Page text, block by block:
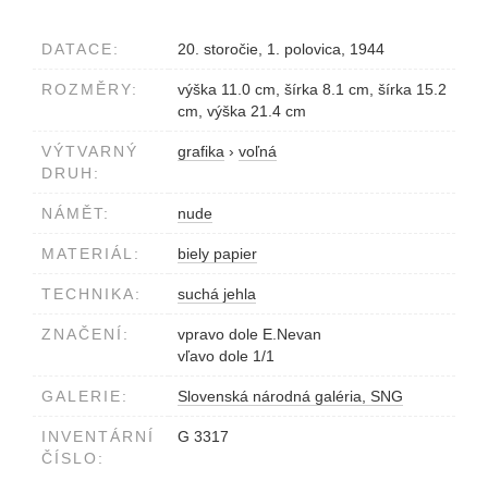
DATACE: 20. storočie, 1. polovica, 1944
ROZMĚRY:
výška 11.0 cm, šírka 8.1 cm, šírka 15.2
cm, výška 21.4 cm
VÝTVARNÝ
DRUH:
grafika › voľná
NÁMĚT: nude
MATERIÁL: biely papier
TECHNIKA: suchá jehla
ZNAČENÍ:
vpravo dole E.Nevan
vľavo dole 1/1
GALERIE: Slovenská národná galéria, SNG
INVENTÁRNÍ
ČÍSLO:
G 3317